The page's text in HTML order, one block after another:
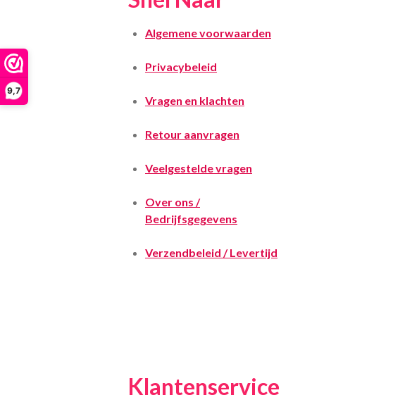
9,7
Algemene voorwaarden
Privacybeleid
Vragen en klachten
Retour aanvragen
Veelgestelde vragen
Over ons /
Bedrijfsgegevens
Verzendbeleid / Levertijd
Klantenservice